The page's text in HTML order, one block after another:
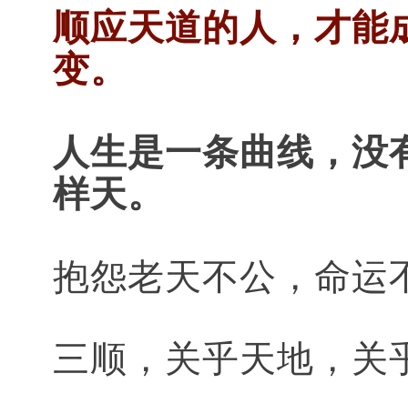
顺应天道的人，才能
变。
人生是一条曲线，
样天。
抱怨老天不公，命运
三顺，关乎天地，关